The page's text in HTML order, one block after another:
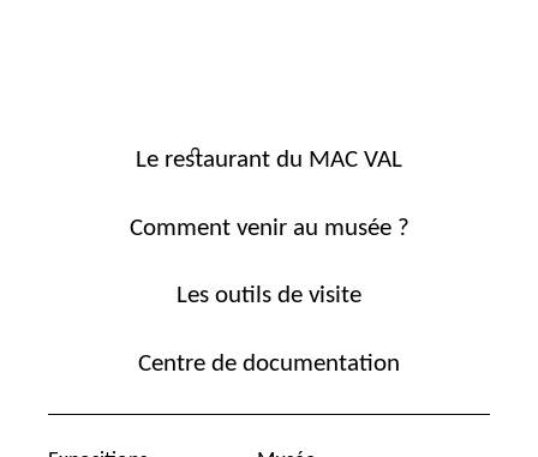
Le restaurant du MAC VAL
Comment venir au musée ?
Les outils de visite
Centre de documentation